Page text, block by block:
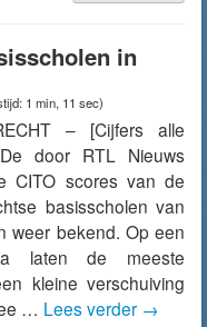
in
1 min, 11 sec)
– [Cijfers alle
door RTL Nieuws
CITO scores van de
basisscholen van
weer bekend. Op een
laten de meeste
kleine verschuiving
… Lees verder →